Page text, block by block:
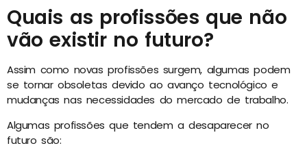
Quais as profissões que não
vão existir no futuro?
Assim como novas profissões surgem, algumas podem
se tornar obsoletas devido ao avanço tecnológico e
mudanças nas necessidades do mercado de trabalho.
Algumas profissões que tendem a desaparecer no
futuro são: